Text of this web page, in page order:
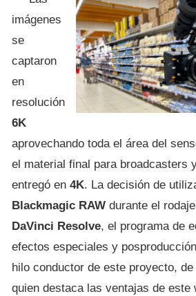
imágenes
se
captaron
en
resolución
6K
aprovechando toda el área del
el material final para broadcasters
entregó en 4K. La decisión de
Blackmagic RAW durante el
DaVinci Resolve, el programa de
efectos especiales y
hilo conductor de este proyecto,
quien destaca las ventajas de este